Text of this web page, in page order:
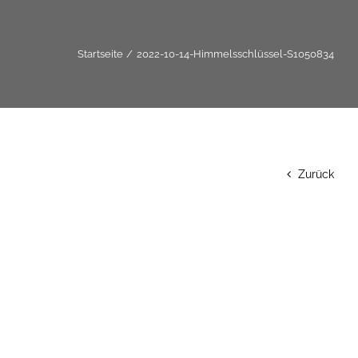
Startseite 2022-10-14-Himmelsschlüssel-S1050834
Zurück